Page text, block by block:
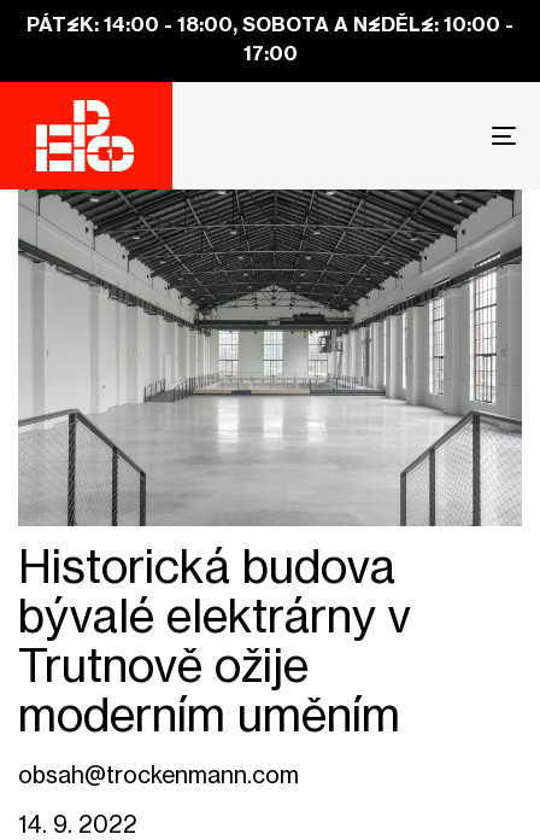
PÁTEK: 14:00 - 18:00, SOBOTA A NEDĚLE: 10:00 -
17:00
PUBLISHED
IN:
Historická budova
bývalé elektrárny v
Trutnově ožije
moderním uměním
Author
obsah@trockenmann.com
Published
on:
14. 9. 2022